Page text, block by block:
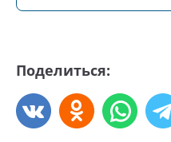
Поделиться: